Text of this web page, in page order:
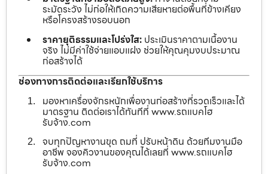
ระมัดระวัง ไม่ก่อให้เกิดความเสียหายต่อพื้นที่ข้างเคียง
หรือโครงสร้างรอบนอก
ราคายุติธรรมและโปร่งใส: ประเมินราคาตามเนื้องาน
จริง ไม่มีค่าใช้จ่ายแอบแฝง ช่วยให้คุณคุมงบประมาณ
ก่อสร้างได้
ช่องทางการติดต่อและเรียกใช้บริการ
มองหาเครื่องจักรหนักเพื่องานก่อสร้างที่รวดเร็วและได้
มาตรฐาน ติดต่อเราได้ทันทีที่ www.รถแบคโฮ
รับจ้าง.com
จบทุกปัญหางานขุด ถมที่ ปรับหน้าดิน ด้วยทีมงานมือ
อาชีพ จองคิวงานของคุณได้เลยที่ www.รถแบคโฮ
รับจ้าง.com